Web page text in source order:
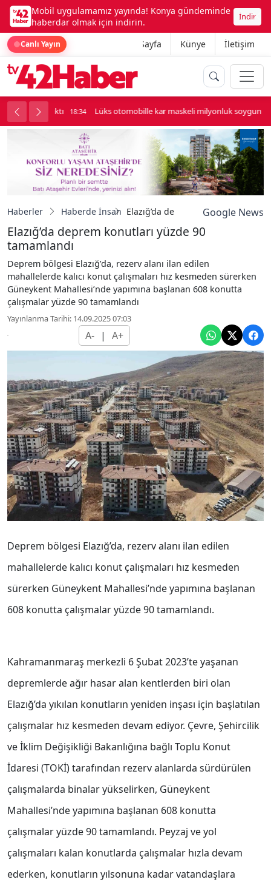
Mobil uygulamamız yayında! Konya gündeminde
haberdar olmak için indirin.
İndir
Canlı Yayın Ana Sayfa Künye İletişim
kavga çıktı 18:34 Lüks otomobille kar maskeli milyonluk soygun
Haberler Haberde İnsan Elazığ’da deprem konutları yüzde
Google News
Elazığ’da deprem konutları yüzde 90
tamamlandı
Deprem bölgesi Elazığ’da, rezerv alanı ilan edilen
mahallelerde kalıcı konut çalışmaları hız kesmeden sürerken
Güneykent Mahallesi’nde yapımına başlanan 608 konutta
çalışmalar yüzde 90 tamamlandı
Yayınlanma Tarihi: 14.09.2025 07:03
A- | A+
Deprem bölgesi Elazığ’da, rezerv alanı ilan edilen
mahallelerde kalıcı konut çalışmaları hız kesmeden
sürerken Güneykent Mahallesi’nde yapımına başlanan
608 konutta çalışmalar yüzde 90 tamamlandı.
Kahramanmaraş merkezli 6 Şubat 2023’te yaşanan
depremlerde ağır hasar alan kentlerden biri olan
Elazığ’da yıkılan konutların yeniden inşası için başlatılan
çalışmalar hız kesmeden devam ediyor. Çevre, Şehircilik
ve İklim Değişikliği Bakanlığına bağlı Toplu Konut
İdaresi (TOKİ) tarafından rezerv alanlarda sürdürülen
çalışmalarda binalar yükselirken, Güneykent
Mahallesi’nde yapımına başlanan 608 konutta
çalışmalar yüzde 90 tamamlandı. Peyzaj ve yol
çalışmaları kalan konutlarda çalışmalar hızla devam
ederken, konutların yılsonuna kadar vatandaşlara